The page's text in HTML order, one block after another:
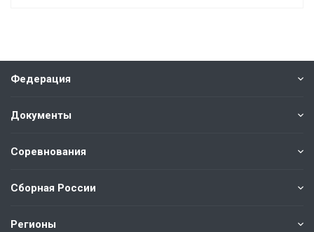
Федерация
Документы
Соревнования
Сборная России
Регионы